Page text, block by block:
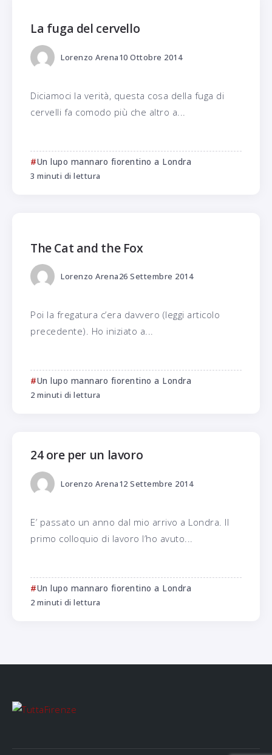
La fuga del cervello
Lorenzo Arena10 Ottobre 2014
Diciamoci la verità, questa cosa della fuga di
cervelli fa comodo più che altro a...
Un lupo mannaro fiorentino a Londra
3 minuti di lettura
The Cat and the Fox
Lorenzo Arena26 Settembre 2014
Poi la fregatura c’era davvero (leggi articolo
precedente). Ho iniziato a...
Un lupo mannaro fiorentino a Londra
2 minuti di lettura
24 ore per un lavoro
Lorenzo Arena12 Settembre 2014
E’ passato un anno dal mio arrivo a Londra. Il
primo colloquio di lavoro l’ho avuto...
Un lupo mannaro fiorentino a Londra
2 minuti di lettura